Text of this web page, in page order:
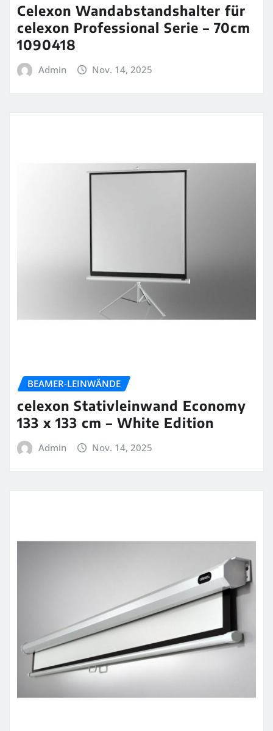
Celexon Wandabstandshalter für
celexon Professional Serie – 70cm
1090418
Admin Nov. 14, 2025
BEAMER-LEINWÄNDE
celexon Stativleinwand Economy
133 x 133 cm – White Edition
Admin Nov. 14, 2025